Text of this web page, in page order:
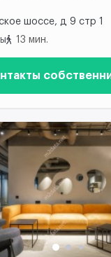
шоссе, д 9 стр 1
13 мин.